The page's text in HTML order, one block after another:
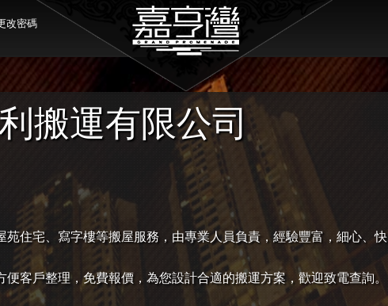
改密碼
搬運有限公司
苑住宅、 寫字樓等搬屋服務，由專業人員負責，經驗豐富，細心、快
客戶整理，免費報價，為您設計合適的搬運方案，歡迎致電查詢。